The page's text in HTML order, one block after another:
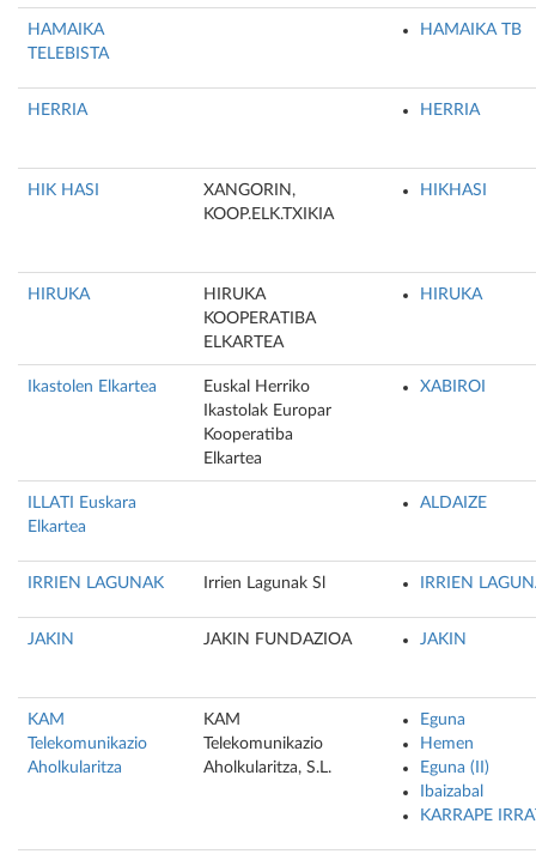
HAMAIKA
TELEBISTA
HAMAIKA TB
HERRIA HERRIA
HIK HASI
XANGORIN,
KOOP.ELK.TXIKIA
HIKHASI
HIRUKA
HIRUKA
KOOPERATIBA
ELKARTEA
HIRUKA
Ikastolen Elkartea
Euskal Herriko
Ikastolak Europar
Kooperatiba
Elkartea
XABIROI
ILLATI Euskara
Elkartea
ALDAIZE
IRRIEN LAGUNAK Irrien Lagunak Sl IRRIEN
JAKIN JAKIN FUNDAZIOA JAKIN
KAM
Telekomunikazio
Aholkularitza
KAM
Telekomunikazio
Aholkularitza, S.L.
Eguna
Hemen
Eguna (II)
Ibaizabal
KARRAPE